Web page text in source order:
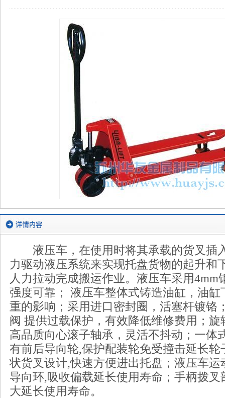
液压车，在使用时将其承载的货叉插
力驱动液压系统来实现托盘货物的起升和
人力拉动完成搬运作业。液压车采用4mm
强度可靠； 液压车整体式铸造油缸，油缸
重的影响；采用进口密封圈，活塞杆镀铬
阀 提供过载保护，有效降低维修费用；旋
高品质向心滚子轴承，灵活不抖动；一体
有前后导向轮,保护配装轮免受撞击延长轮
状货叉设计,快速方便进出托盘；液压车运
导向环,吸收偏载延长使用寿命；手柄拨叉
大延长使用寿命。